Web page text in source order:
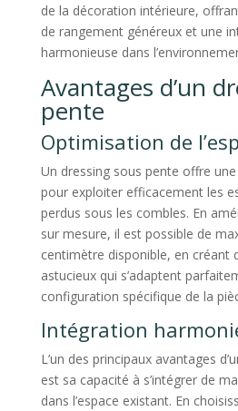
de la décoration intérieure,
de rangement généreux et une
harmonieuse dans
Avantages d’un
pente
Optimisation de
Un dressing sous pente offre
pour exploiter efficacement les
perdus sous les combles. En
sur mesure, il est possible de
centimètre disponible, en créant
astucieux qui s’adaptent
configuration spécifique de la
Intégration
L’un des principaux avantages
est sa capacité à s’intégrer de
dans l’espace existant. En